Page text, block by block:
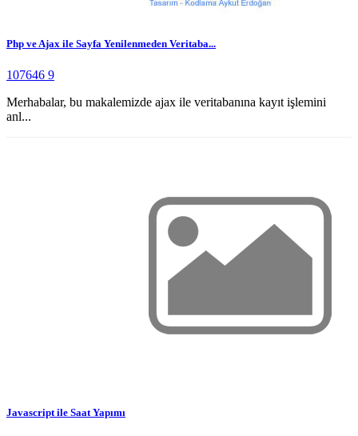
Php ve Ajax ile Sayfa Yenilenmeden Veritaba...
107646 9
Merhabalar, bu makalemizde ajax ile veritabanına kayıt işlemini
anl...
Javascript ile Saat Yapımı